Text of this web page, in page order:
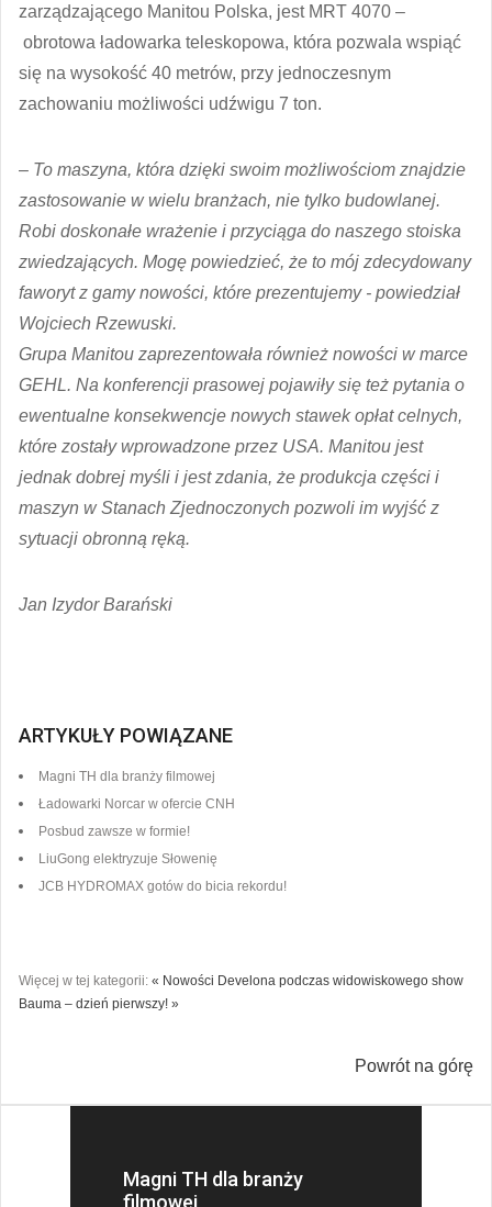
zarządzającego Manitou Polska, jest MRT 4070 –
obrotowa ładowarka teleskopowa, która pozwala wspiąć
się na wysokość 40 metrów, przy jednoczesnym
zachowaniu możliwości udźwigu 7 ton.
– To maszyna, która dzięki swoim możliwościom znajdzie
zastosowanie w wielu branżach, nie tylko budowlanej.
Robi doskonałe wrażenie i przyciąga do naszego stoiska
zwiedzających. Mogę powiedzieć, że to mój zdecydowany
faworyt z gamy nowości, które prezentujemy - powiedział
Wojciech Rzewuski.
Grupa Manitou zaprezentowała również nowości w marce
GEHL. Na konferencji prasowej pojawiły się też pytania o
ewentualne konsekwencje nowych stawek opłat celnych,
które zostały wprowadzone przez USA. Manitou jest
jednak dobrej myśli i jest zdania, że produkcja części i
maszyn w Stanach Zjednoczonych pozwoli im wyjść z
sytuacji obronną ręką.
Jan Izydor Barański
ARTYKUŁY POWIĄZANE
Magni TH dla branży filmowej
Ładowarki Norcar w ofercie CNH
Posbud zawsze w formie!
LiuGong elektryzuje Słowenię
JCB HYDROMAX gotów do bicia rekordu!
Więcej w tej kategorii: « Nowości Develona podczas widowiskowego show
Bauma – dzień pierwszy! »
Powrót na górę
Magni TH dla branży
filmowej